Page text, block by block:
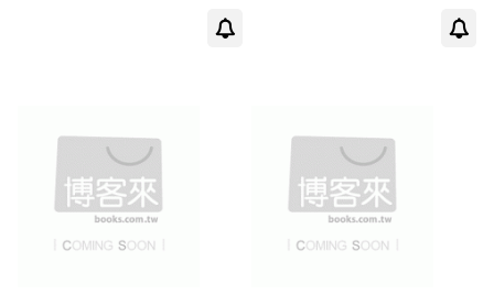
[英]查爾斯·狄更斯(2)
[英]查爾斯．狄更斯（Charles Dick
[英]查理斯·狄更斯[CharlesDickens]
江西教育出版社(10)
長江文藝出版社(8)
上海外語教育出版社(7)
適合平板閱讀(1)